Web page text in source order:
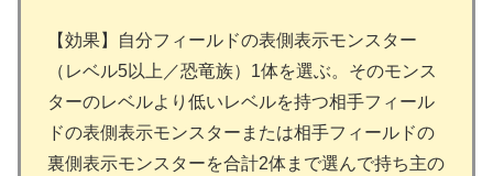
【効果】自分フィールドの表側表示モンスター
（レベル5以上／恐竜族）1体を選ぶ。そのモンス
ターのレベルより低いレベルを持つ相手フィール
ドの表側表示モンスターまたは相手フィールドの
裏側表示モンスターを合計2体まで選んで持ち主の